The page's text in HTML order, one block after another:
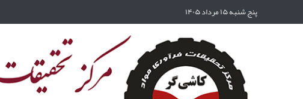
پنج شنبه ۱۵ مرداد ۱۴۰۵